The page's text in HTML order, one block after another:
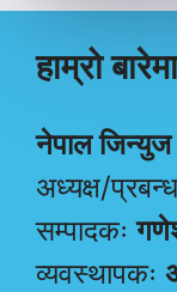
हाम्रो बारेमा
नेपाल
अध्यक्ष/
सम्पादकः
व्यवस्थापकः